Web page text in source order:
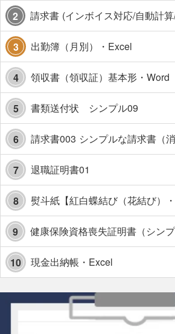
2
3 出勤簿（月別）・Excel
4 領収書（領収証）基本形・Word
5 書類送付状 シンプル09
6 請求書003 シンプルな請求書（
7 退職証明書01
8 熨斗紙【紅白蝶結び（花結び）
9
10 現金出納帳・Excel